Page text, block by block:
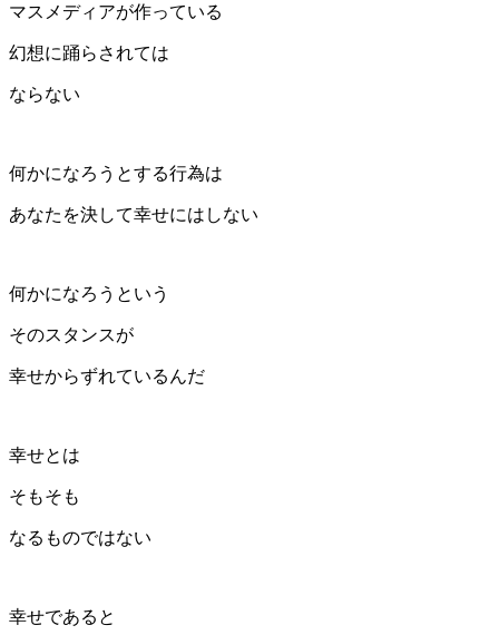
マスメディアが作っている
幻想に踊らされては
ならない
何かになろうとする行為は
あなたを決して幸せにはしない
何かになろうという
そのスタンスが
幸せからずれているんだ
幸せとは
そもそも
なるものではない
幸せであると